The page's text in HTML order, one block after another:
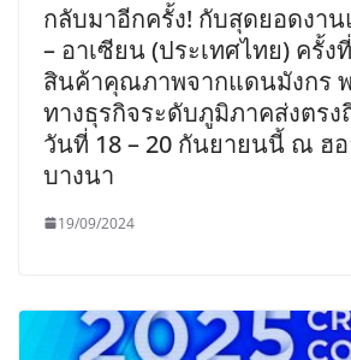
กลับมาอีกครั้ง! กับสุดยอดงา
– อาเซียน (ประเทศไทย) ครั้
สินค้าคุณภาพจากแดนมังกร
ทางธุรกิจระดับภูมิภาคส่งตรง
วันที่ 18 – 20 กันยายนนี้ ณ ฮอ
บางนา
19/09/2024